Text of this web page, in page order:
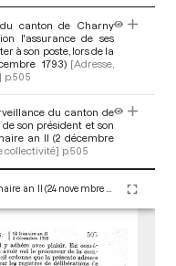
canton de Charny
l'assurance de ses
à son poste, lors de la
1793) [Adresse,
p.505
du canton de
son président et son
an II (2 décembre
collectivité] p.505